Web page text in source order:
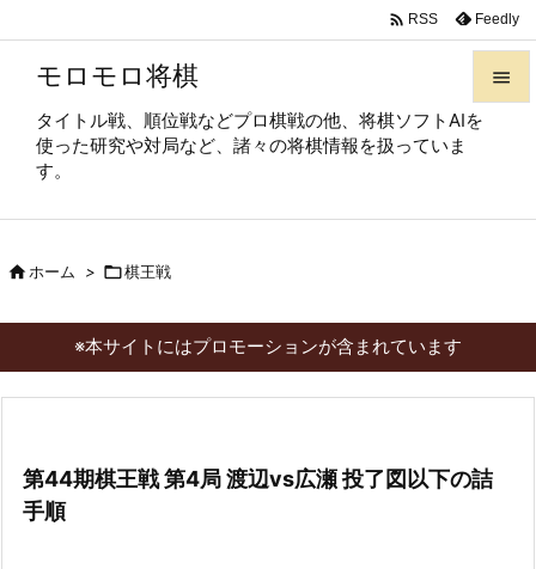
モロモロ将棋
タイトル戦、順位戦などプロ棋戦の他、将棋ソフトAIを
使った研究や対局など、諸々の将棋情報を扱っていま
す。

サイド

検索
 RSS Feedly
ホーム > 棋王戦
※本サイトにはプロモーションが含まれています
第44期棋王戦 第4局 渡辺vs広瀬 投了図以下の詰
手順